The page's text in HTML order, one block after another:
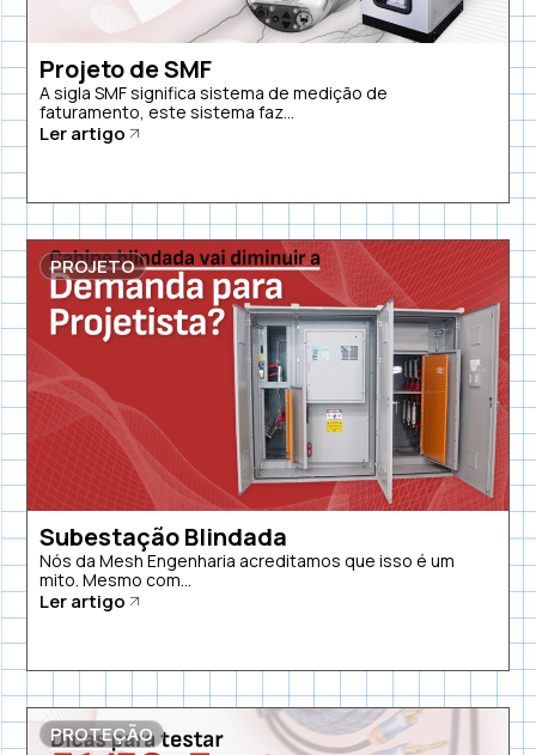
Projeto de SMF
A sigla SMF significa sistema de medição de
faturamento, este sistema faz...
Ler artigo
PROJETO
Subestação Blindada
Nós da Mesh Engenharia acreditamos que isso é um
mito. Mesmo com...
Ler artigo
PROTEÇÃO